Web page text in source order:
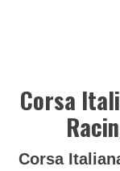
Corsa
Corsa